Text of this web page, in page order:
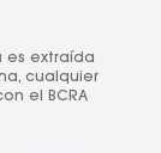
es extraída
cualquier
el BCRA